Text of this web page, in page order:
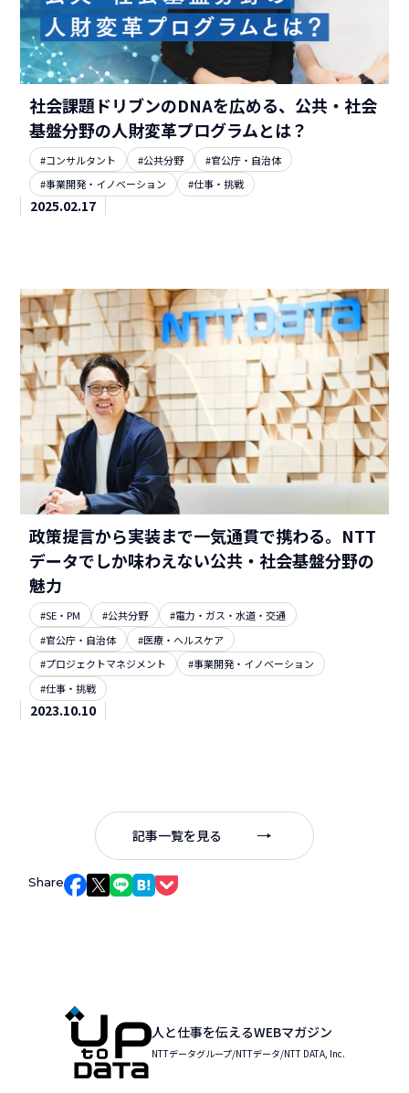
Share Facebookでシェア
Xでシェア
LINEでシェア
はてなブックマークでシェア
社会課題ドリブンのDNAを広める、公共・社会
基盤分野の人財変革プログラムとは？
#コンサルタント #公共分野
#官公庁・自治体
#事業開発・イノベーション
#仕事・挑戦
2025.02.17
政策提言から実装まで一気通貫で携わる。NTT
データでしか味わえない公共・社会基盤分野の
魅力
#SE・PM #公共分野
#電力・ガス・水道・交通
#官公庁・自治体
#医療・ヘルスケア
#プロジェクトマネジメント
#事業開発・イノベーション
#仕事・挑戦
2023.10.10
記事一覧を見る
人と仕事を伝えるWEBマガジン
NTTデータグループ/NTTデータ/NTT DATA, Inc.